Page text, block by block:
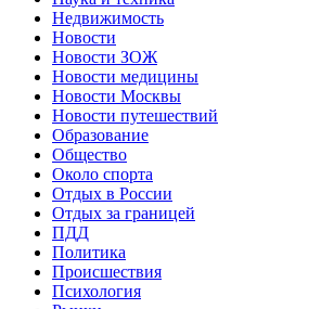
Недвижимость
Новости
Новости ЗОЖ
Новости медицины
Новости Москвы
Новости путешествий
Образование
Общество
Около спорта
Отдых в России
Отдых за границей
ПДД
Политика
Происшествия
Психология